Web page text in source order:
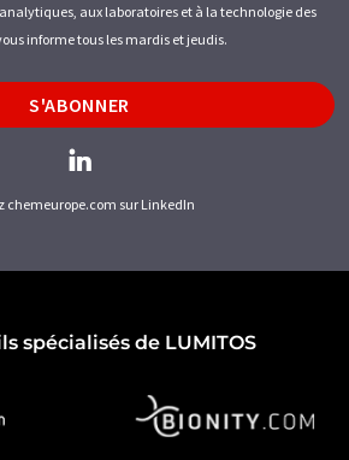
aux laboratoires et à la technologie des
informe tous les mardis et jeudis.
S'ABONNER
chemeurope.com sur LinkedIn
spécialisés de LUMITOS